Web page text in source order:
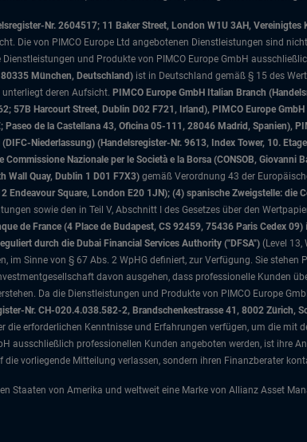
Nr. 2604517; 11 Baker Street, London W1U 3AH, Vereinigtes
Die von PIMCO Europe Ltd angebotenen Dienstleistungen sind
und Produkte von PIMCO Europe GmbH
München, Deutschland) ist in Deutschland gemäß § 15 des
deren Aufsicht. PIMCO Europe GmbH Italian Branch
57B Harcourt Street, Dublin D02 F721, Irland), PIMCO Europe
Paseo de la Castellana 43, Oficina 05-111, 28046 Madrid, Spanien),
Niederlassung) (Handelsregister-Nr. 9613, Index Tower, 10.
Commissione Nazionale per le Società e la Borsa (CONSOB, Giovanni
Wall Quay, Dublin 1 D01 F7X3) gemäß Verordnung 43 der
Endeavour Square, London E20 1JN); (4) spanische Zweigstelle: die
sowie den in Teil V, Abschnitt I des Gesetzes über den
de France (4 Place de Budapest, CS 92459, 75436 Paris Cedex 09)
durch die Dubai Financial Services Authority ("DFSA") (Level 13,
im Sinne von § 67 Abs. 2 WpHG definiert, zur Verfügung. Sie
davon ausgehen, dass professionelle Kunden
Da die Dienstleistungen und Produkte von PIMCO Europe
Nr. CH-020.4.038.582-2, Brandschenkestrasse 41, 8002 Zürich,
die erforderlichen Kenntnisse und Erfahrungen verfügen, um die
ausschließlich professionellen Kunden angeboten werden, ist ihre
die vorliegende Mitteilung verlassen, sondern ihren Finanzberater
Staaten von Amerika und weltweit eine Marke von Allianz Asset